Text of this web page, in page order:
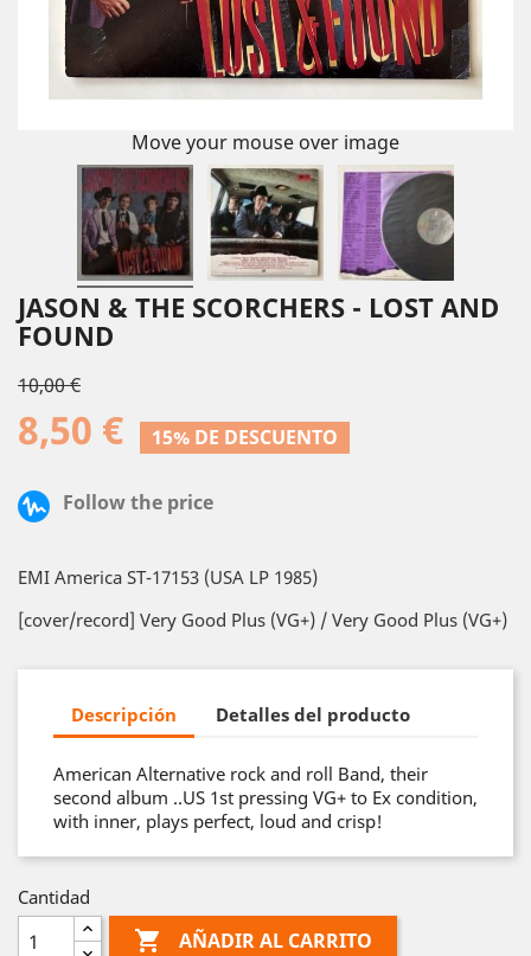
Move your mouse over image
JASON & THE SCORCHERS - LOST AND
FOUND
10,00 €
8,50 € 15% DE DESCUENTO
Follow the price
EMI America ST-17153 (USA LP 1985)
[cover/record] Very Good Plus (VG+) / Very Good Plus (VG+)
Descripción Detalles del producto
American Alternative rock and roll Band, their
second album ..US 1st pressing VG+ to Ex condition,
with inner, plays perfect, loud and crisp!
Cantidad
 AÑADIR AL CARRITO